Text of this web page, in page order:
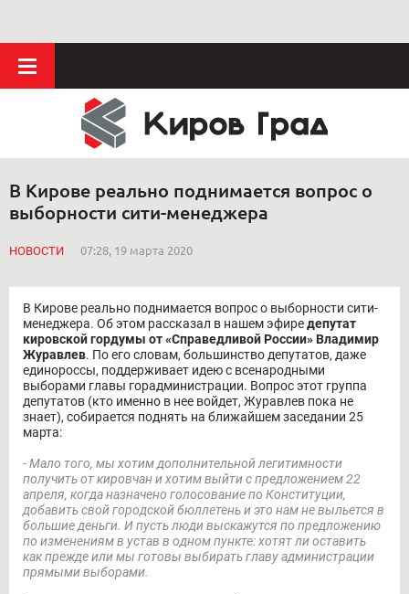
В Кирове реально поднимается вопрос о
выборности сити-менеджера
НОВОСТИ 07:28, 19 марта 2020
В Кирове реально поднимается вопрос о выборности сити-
менеджера. Об этом рассказал в нашем эфиредепутат
кировской гордумы от «Справедливой России» Владимир
Журавлев. По его словам, большинство депутатов, даже
единороссы, поддерживает идею с всенародными
выборами главы горадминистрации. Вопрос этот группа
депутатов (кто именно в нее войдет, Журавлев пока не
знает), собирается поднять на ближайшем заседании 25
марта:
- Мало того, мы хотим дополнительной легитимности
получить от кировчан и хотим выйти с предложением 22
апреля, когда назначено голосование по Конституции,
добавить свой городской бюллетень и это нам не выльется в
большие деньги. И пусть люди выскажутся по предложению
по изменениям в устав в одном пункте: хотят ли оставить
как прежде или мы готовы выбирать главу администрации
прямыми выборами.